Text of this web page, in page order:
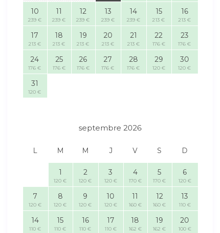
10
239 €
11
239 €
12
239 €
13
239 €
14
239 €
15
213 €
16
213 €
17
213 €
18
213 €
19
213 €
20
213 €
21
213 €
22
176 €
23
176 €
24
176 €
25
176 €
26
176 €
27
176 €
28
176 €
29
120 €
30
120 €
31
120 €
septembre 2026
L M M J V S D
1
120 €
2
120 €
3
120 €
4
170 €
5
170 €
6
120 €
7
120 €
8
120 €
9
120 €
10
120 €
11
160 €
12
160 €
13
110 €
14
110 €
15
110 €
16
110 €
17
110 €
18
162 €
19
162 €
20
100 €